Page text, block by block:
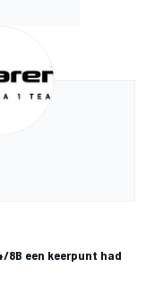
8B een keerpunt had